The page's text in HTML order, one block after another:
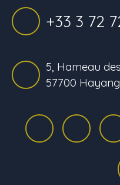
+33 3 72
5, Hameau
57700